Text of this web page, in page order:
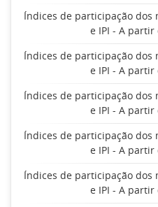
Índices de participação dos
e IPI - A partir
Índices de participação dos
e IPI - A partir
Índices de participação dos
e IPI - A partir
Índices de participação dos
e IPI - A partir
Índices de participação dos
e IPI - A partir